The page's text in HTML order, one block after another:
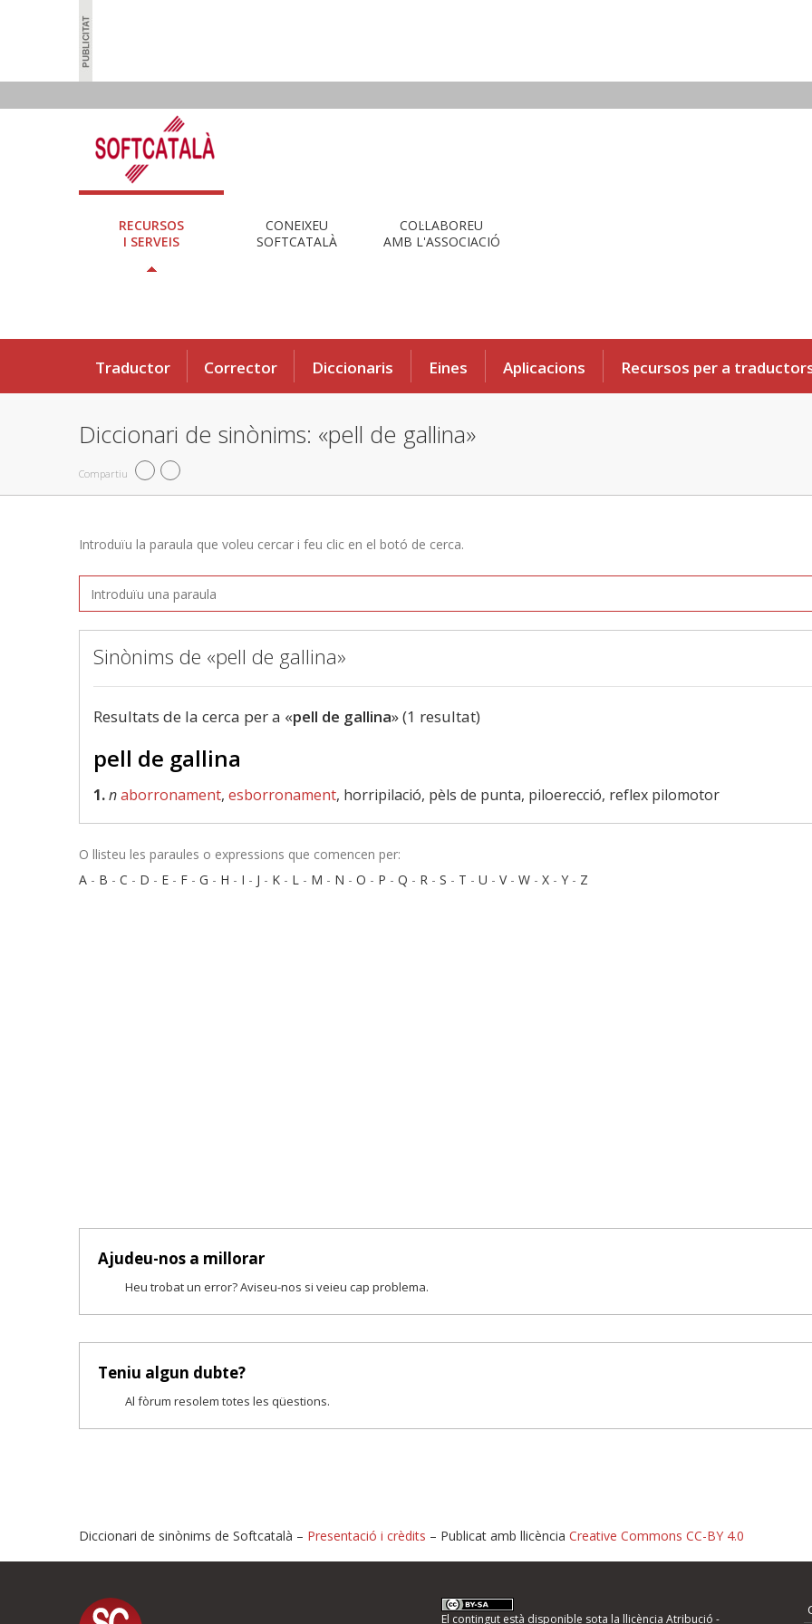
RECURSOS
I SERVEIS
CONEIXEU
SOFTCATALÀ
COL·LABOREU
AMB L'ASSOCIACIÓ
Traductor Corrector Diccionaris Eines Aplicacions Recursos per a
Diccionari de sinònims: «pell de gallina»
Compartiu
Introduïu la paraula que voleu cercar i feu clic en el botó de cerca.
Sinònims de «pell de gallina»
Resultats de la cerca per a «pell de gallina» (1 resultat)
pell de gallina
1.naborronament, esborronament, horripilació, pèls de punta, piloerecció, reflex pilomotor
O llisteu les paraules o expressions que comencen per:
A - B - C - D - E - F - G - H - I - J - K - L - M - N - O - P - Q - R - S - T - U - V- W - X - Y - Z
Ajudeu-nos a millorar
Heu trobat un error? Aviseu-nos si veieu cap problema.
Teniu algun dubte?
Al fòrum resolem totes les qüestions.
Proposeu-nos millores o informeu d'errors
Diccionari de sinònims de Softcatalà – Presentació i crèdits – Publicat amb llicència Creative Commons CC-BY 4.0
El contingut està disponible sota la llicència Atribució -